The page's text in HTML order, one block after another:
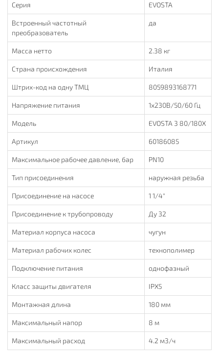
Серия EVOSTA
Встроенный частотный
преобразователь
да
Масса нетто 2.38 кг
Страна происхождения Италия
Штрих-код на одну ТМЦ 8059893168771
Напряжение питания 1х230В/50/60 Гц
Модель EVOSTA 3 80/180X
Артикул 60186085
Максимальное рабочее давление, бар PN10
Тип присоединения наружная резьба
Присоединение на насосе 1 1/4"
Присоединение к трубопроводу Ду 32
Материал корпуса насоса чугун
Материал рабочих колес технополимер
Подключение питания однофазный
Класс защиты двигателя IPX5
Монтажная длина 180 мм
Максимальный напор 8 м
Максимальный расход 4.2 м3/ч